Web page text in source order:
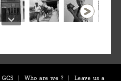
GCS Who are we ? Leave us a